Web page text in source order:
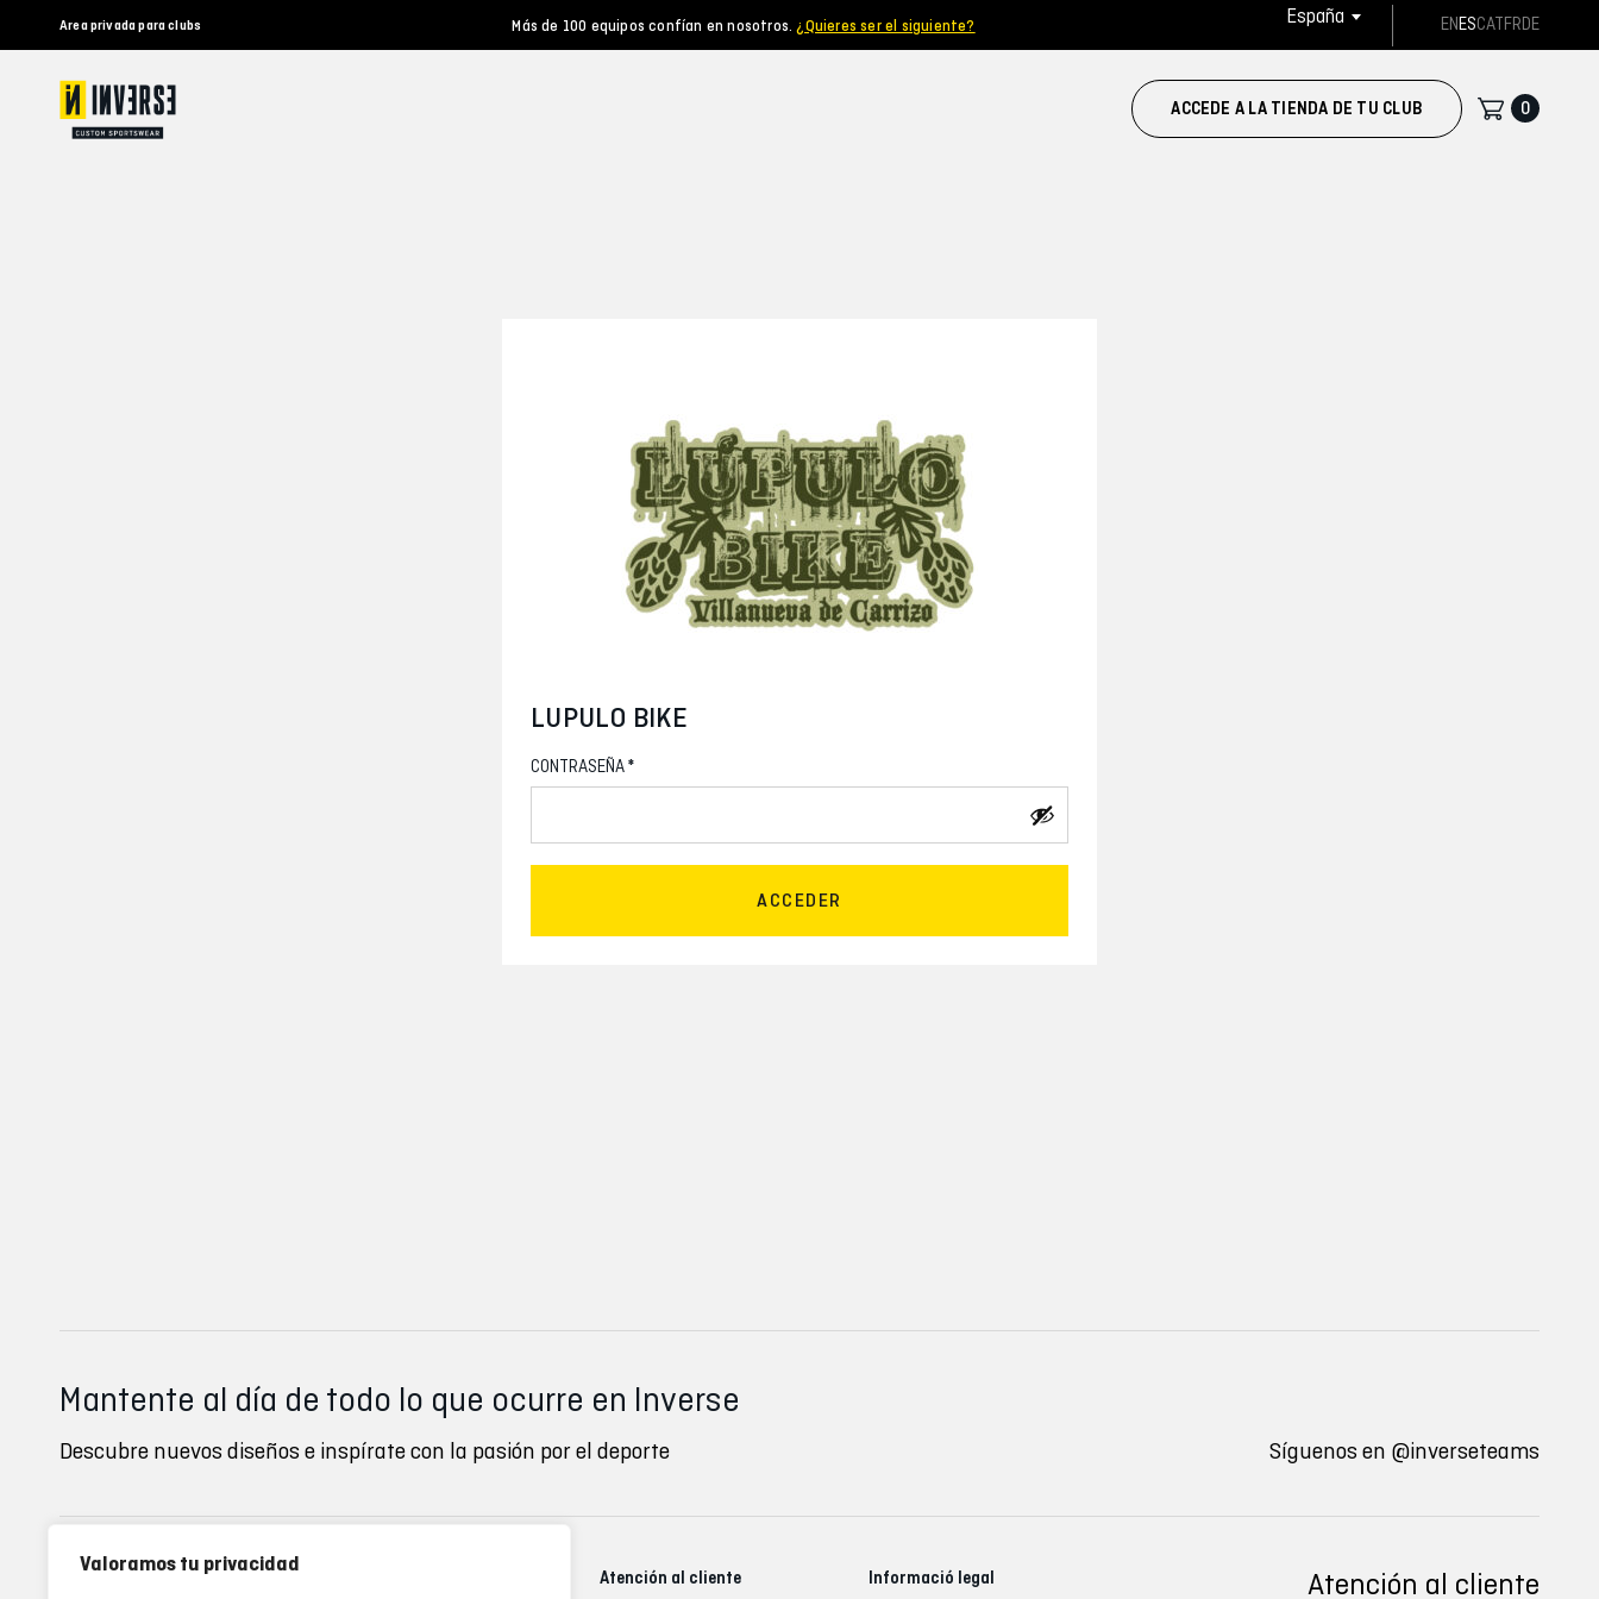
Valoramos tu privacidad
Area privada para clubs Más de 100 equipos confían en nosotros. ¿Quieres ser el siguiente? España EN ESCATFRDE
ACCEDE A LA TIENDA DE TU CLUB 0
LUPULO BIKE
CONTRASEÑA*
ACCEDER
Mantente al día de todo lo que ocurre en Inverse
Descubre nuevos diseños e inspírate con la pasión por el deporte Síguenos en @inverseteams
Atención al cliente Informació legal Atención al cliente